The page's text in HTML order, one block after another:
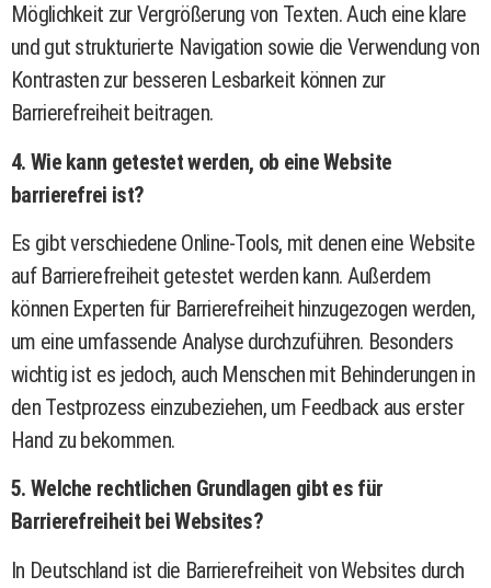
Möglichkeit zur Vergrößerung von Texten. Auch eine klare
und gut strukturierte Navigation sowie die Verwendung von
Kontrasten zur besseren Lesbarkeit können zur
Barrierefreiheit beitragen.
4. Wie kann getestet werden, ob eine Website
barrierefrei ist?
Es gibt verschiedene Online-Tools, mit denen eine Website
auf Barrierefreiheit getestet werden kann. Außerdem
können Experten für Barrierefreiheit hinzugezogen werden,
um eine umfassende Analyse durchzuführen. Besonders
wichtig ist es jedoch, auch Menschen mit Behinderungen in
den Testprozess einzubeziehen, um Feedback aus erster
Hand zu bekommen.
5. Welche rechtlichen Grundlagen gibt es für
Barrierefreiheit bei Websites?
In Deutschland ist die Barrierefreiheit von Websites durch